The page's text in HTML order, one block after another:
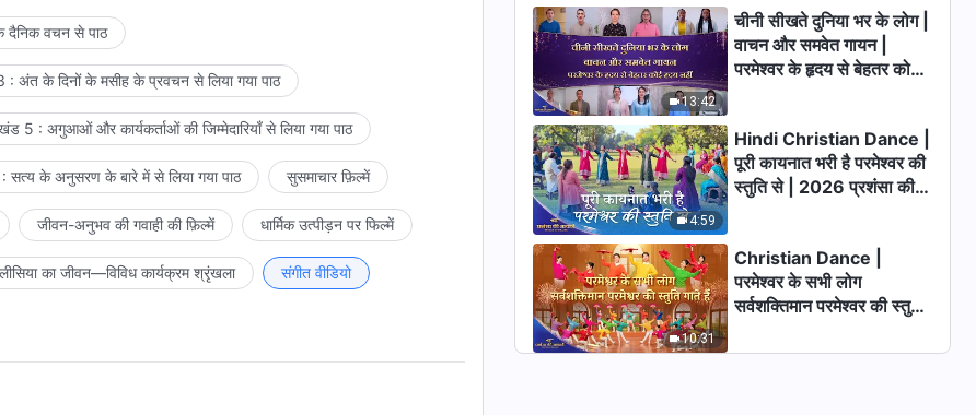
3:56
Hindi Christian Song | अंत में
किसी का भाग्य कैसा होगा?
5:22
Hindi Christian Song | क्या तुम्हें
पता है स्रोत अनंत जीवन का?
4:15
Hindi Christian Song | जब तुम
खोलते हो अपना हृदय परमेश्वर के लिए
दैनिक वचन से पाठ
अंत के दिनों के मसीह के प्रवचन से लिया गया पाठ
5 : अगुआओं और कार्यकर्ताओं की जिम्मेदारियाँ से लिया गया पाठ
के अनुसरण के बारे में से लिया गया पाठ सुसमाचार फ़िल्में
जीवन-अनुभव की गवाही की फ़िल्में धार्मिक उत्पीड़न पर फिल्में
का जीवन—विविध कार्यक्रम श्रृंखला संगीत वीडियो
13:42
चीनी सीखते दुनिया भर के लोग |
वाचन और समवेत गायन |
परमेश्वर के हृदय से बेहतर कोई
4:59
Hindi Christian Dance |
पूरी कायनात भरी है परमेश्वर की
स्तुति से | 2026 प्रशंसा की
10:31
Christian Dance |
परमेश्वर के सभी लोग
सर्वशक्तिमान परमेश्वर की स्तुति
आवाजें